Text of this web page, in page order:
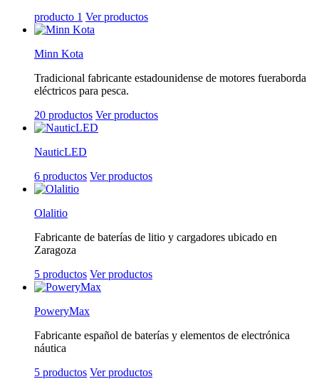
producto 1 Ver productos
Minn Kota
Tradicional fabricante estadounidense de motores fueraborda
eléctricos para pesca.
20 productos Ver productos
NauticLED
6 productos Ver productos
Olalitio
Fabricante de baterías de litio y cargadores ubicado en
Zaragoza
5 productos Ver productos
PoweryMax
Fabricante español de baterías y elementos de electrónica
náutica
5 productos Ver productos